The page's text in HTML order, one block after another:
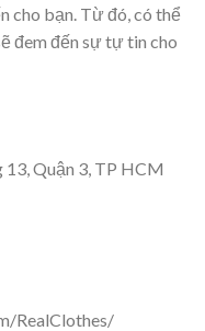
cho bạn. Từ đó, có thể
đem đến sự tự tin cho
13, Quận 3, TP HCM
RealClothes/